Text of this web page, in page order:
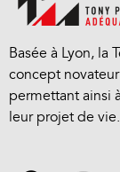
Basée à Lyon, la
concept
permettant ainsi
leur projet de vie.